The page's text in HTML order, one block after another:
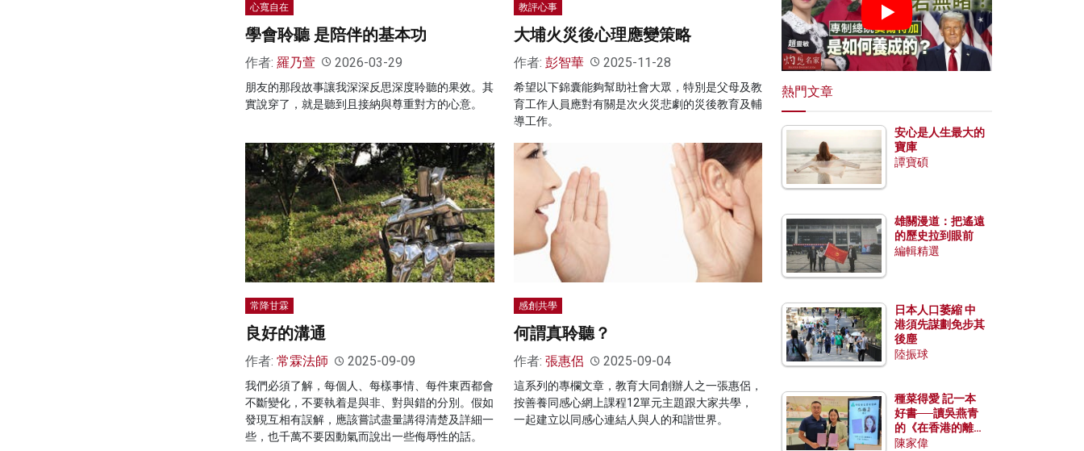
心寬自在
學會聆聽 是陪伴的基本功
作者: 羅乃萱 2026-03-29
朋友的那段故事讓我深深反思深度聆聽的果效。其
實說穿了，就是聽到且接納與尊重對方的心意。
教評心事
大埔火災後心理應變策略
作者: 彭智華 2025-11-28
希望以下錦囊能夠幫助社會大眾，特別是父母及教
育工作人員應對有關是次火災悲劇的災後教育及輔
導工作。
常降甘霖
良好的溝通
作者: 常霖法師 2025-09-09
我們必須了解，每個人、每樣事情、每件東西都會
不斷變化，不要執着是與非、對與錯的分別。假如
發現互相有誤解，應該嘗試盡量講得清楚及詳細一
些，也千萬不要因動氣而說出一些侮辱性的話。
感創共學
何謂真聆聽？
作者: 張惠侶 2025-09-04
這系列的專欄文章，教育大同創辦人之一張惠侶，
按善養同感心網上課程12單元主題跟大家共學，
一起建立以同感心連結人與人的和諧世界。
熱門文章
安心是人生最大的
寶庫
譚寶碩
雄關漫道：把遙遠
的歷史拉到眼前
編輯精選
日本人口萎縮 中
港須先謀劃免步其
後塵
陸振球
種菜得愛 記一本
好書──讀吳燕青
的《在香港的離島
種菜》
陳家偉